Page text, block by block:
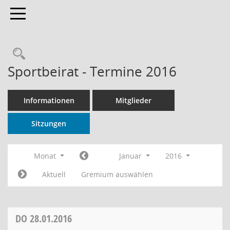
Toggle navigation
Rechercheauswahl
Sportbeirat - Termine 2016
Informationen Mitglieder
Sitzungen
Monat Januar
2016
Aktuell
Gremium auswählen
DO 28.01.2016